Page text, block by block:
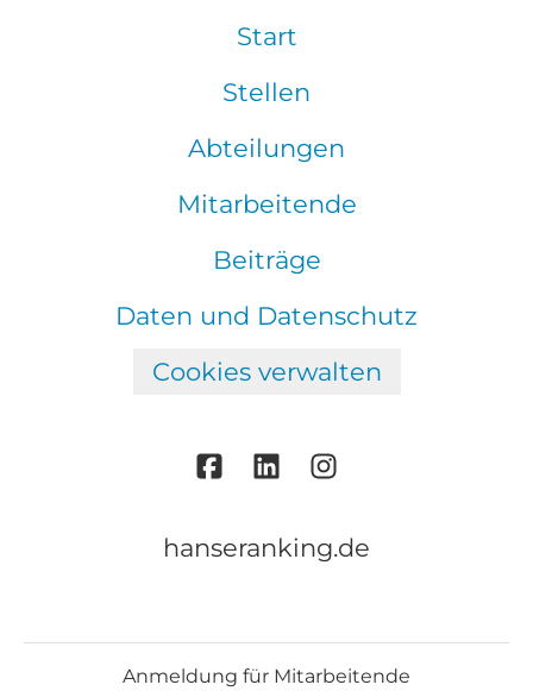
Start
Stellen
Abteilungen
Mitarbeitende
Beiträge
Daten und Datenschutz
Cookies verwalten
hanseranking.de
Anmeldung für Mitarbeitende